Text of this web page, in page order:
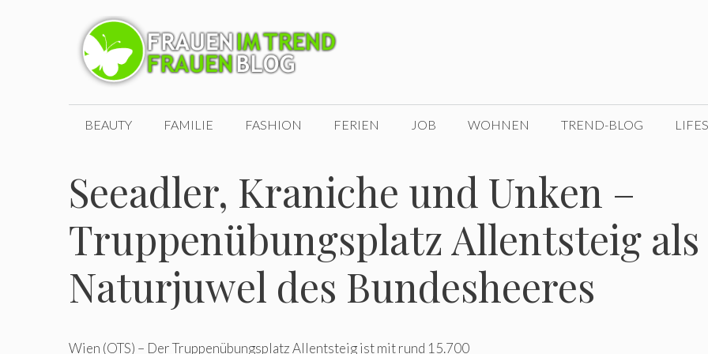
BEAUTY FAMILIE FASHION FERIEN JOB WOHNEN TREND-BLOG
Seeadler, Kraniche und Unken –
Truppenübungsplatz Allentsteig als
Naturjuwel des Bundesheeres
Wien (OTS) – Der Truppenübungsplatz Allentsteig ist mit rund 15.700